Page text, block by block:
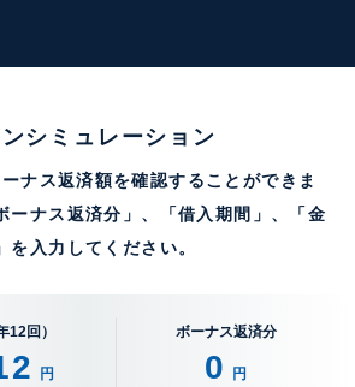
シミュレーション
ナス返済額を確認することができま
ーナス返済分」、「借入期間」、「金
を入力してください。
12回）
円
ボーナス返済分
0 円